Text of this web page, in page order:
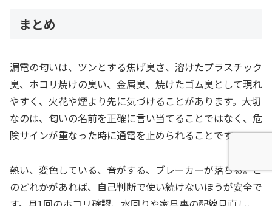
まとめ
漏電の匂いは、ツンとする焦げ臭さ、溶けたプラスチック
臭、ホコリ焼けの臭い、金属臭、焼けたゴム臭として現れ
やすく、火花や煙より先に気づけることがあります。大切
なのは、匂いの名前を正確に言い当てることではなく、危
険サインが重なった時に通電を止められることです。
熱い、変色している、音がする、ブレーカーが落ちる。こ
のどれかがあれば、自己判断で使い続けないほうが安全で